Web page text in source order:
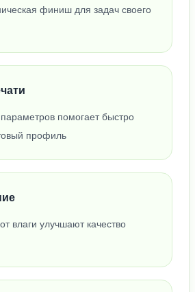
финиш для задач своего
помогает быстро
профиль
влаги улучшают качество